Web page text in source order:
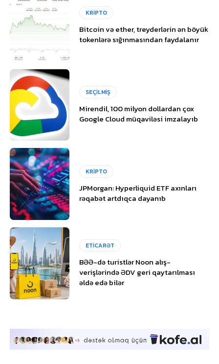
KRİPTO
Bitcoin və ether, treyderlərin ən böyük
tokenlərə sığınmasından faydalanır
SEÇİLMİŞ
Mirendil, 100 milyon dollardan çox
Google Cloud müqaviləsi imzalayıb
KRİPTO
JPMorgan: Hyperliquid ETF axınları
rəqabət artdıqca dayanıb
ETİCARƏT
BƏƏ-də turistlər Noon alış-
verişlərində ƏDV geri qaytarılması
əldə edə bilər